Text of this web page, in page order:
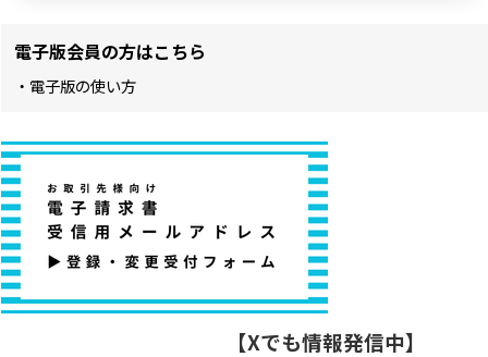
電子版会員の方はこちら
・電子版の使い方
【Xでも情報発信中】